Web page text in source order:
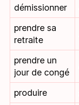
démissionner
prendre sa
retraite
prendre un
jour de congé
produire